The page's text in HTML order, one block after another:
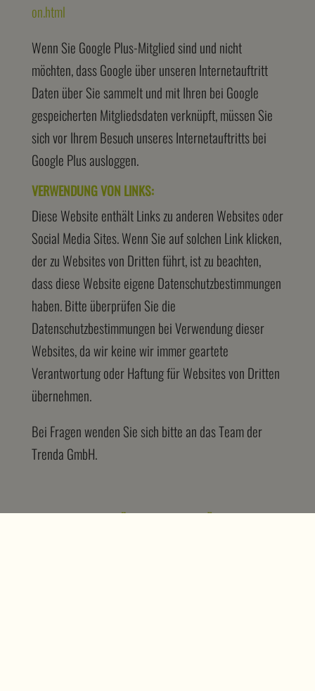
on.html
Wenn Sie Google Plus-Mitglied sind und nicht
möchten, dass Google über unseren Internetauftritt
Daten über Sie sammelt und mit Ihren bei Google
gespeicherten Mitgliedsdaten verknüpft, müssen Sie
sich vor Ihrem Besuch unseres Internetauftritts bei
Google Plus ausloggen.
VERWENDUNG VON LINKS:
Diese Website enthält Links zu anderen Websites oder
Social Media Sites. Wenn Sie auf solchen Link klicken,
der zu Websites von Dritten führt, ist zu beachten,
dass diese Website eigene Datenschutzbestimmungen
haben. Bitte überprüfen Sie die
Datenschutzbestimmungen bei Verwendung dieser
Websites, da wir keine wir immer geartete
Verantwortung oder Haftung für Websites von Dritten
übernehmen.
Bei Fragen wenden Sie sich bitte an das Team der
Trenda GmbH.